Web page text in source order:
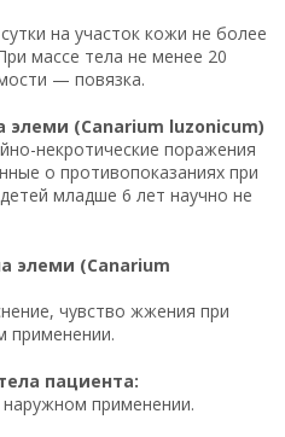
на участок кожи не более
массе тела не менее 20
— повязка.
элеми (Canarium luzonicum)
некротические поражения
о противопоказаниях при
младше 6 лет научно не
элеми (Canarium
чувство жжения при
применении.
пациента:
применении.